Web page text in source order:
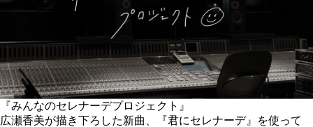
『みんなのセレナーデプロジェクト』
広瀬香美が描き下ろした新曲、『君にセレナーデ』を使って